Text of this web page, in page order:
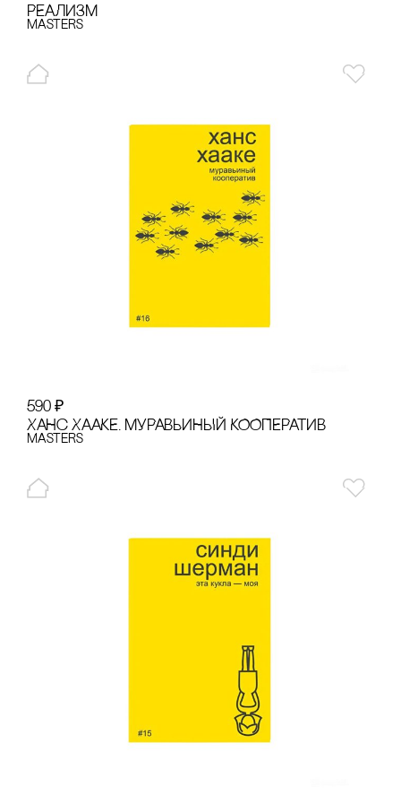
РЕАЛИЗМ
Masters
590 ₽
ХАНс ХААКЕ. МУРАВЬИНЫЙ КООПЕРАТИВ
Masters